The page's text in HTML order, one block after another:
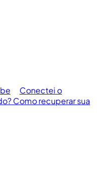
Conectei o
Como recuperar sua